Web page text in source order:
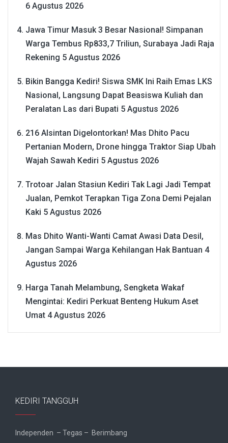
6 Agustus 2026
Jawa Timur Masuk 3 Besar Nasional! Simpanan
Warga Tembus Rp833,7 Triliun, Surabaya Jadi Raja
Rekening 5 Agustus 2026
Bikin Bangga Kediri! Siswa SMK Ini Raih Emas LKS
Nasional, Langsung Dapat Beasiswa Kuliah dan
Peralatan Las dari Bupati 5 Agustus 2026
216 Alsintan Digelontorkan! Mas Dhito Pacu
Pertanian Modern, Drone hingga Traktor Siap Ubah
Wajah Sawah Kediri 5 Agustus 2026
Trotoar Jalan Stasiun Kediri Tak Lagi Jadi Tempat
Jualan, Pemkot Terapkan Tiga Zona Demi Pejalan
Kaki 5 Agustus 2026
Mas Dhito Wanti-Wanti Camat Awasi Data Desil,
Jangan Sampai Warga Kehilangan Hak Bantuan 4
Agustus 2026
Harga Tanah Melambung, Sengketa Wakaf
Mengintai: Kediri Perkuat Benteng Hukum Aset
Umat 4 Agustus 2026
KEDIRI TANGGUH
Independen – Tegas – Berimbang